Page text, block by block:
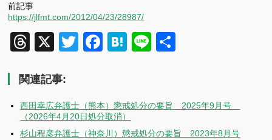
前記事
https://jlfmt.com/2012/04/23/28987/
Threads
X TwitterFacebook
Hatena
Line
関連記事:
西田幸広弁護士（熊本）懲戒処分の要旨 2025年9月号
（2026年4月20日処分取消）
杉山程彦弁護士（神奈川）懲戒処分の要旨 2023年8月号